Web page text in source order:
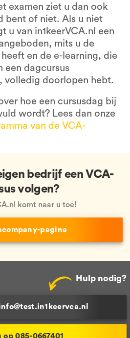
examen ziet u dan ook
bent of niet. Als u niet
u van in1keerVCA.nl een
mits u de
en de e-learning, die
een dagcursus
volledig doorlopen hebt.
hoe een cursusdag bij
wordt? Lees dan onze
van de VCA-
bedrijf een VCA-
volgen?
komt naar u toe!
pagina
Hulp nodig?
op 085-0667401